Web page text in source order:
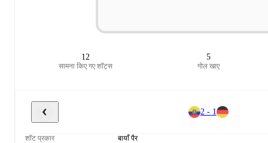
12
सामना किए गए शॉट्स
5
गोल खाए
2 - 1
शॉट प्रकार बायाँ पैर